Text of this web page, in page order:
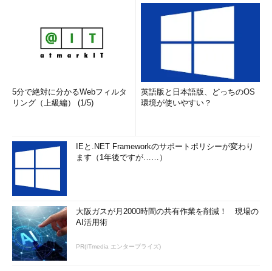
る必要がある。ORACLE MASTER Gold 10g→Gold 11gへの移行に
※Gold DBA11g 新機能の試験情報
試験時間 105分
出題数 77問
5分で絶対に分かるWebフィルタ
リング（上級編） (1/5)
英語版と日本語版、どっちのOS
環境が使いやすい？
IEと.NET Frameworkのサポートポリシーが変わり
ます（1年後ですが……）
大阪ガスが月2000時間の共有作業を削減！ 現場の
AI活用術
PR(ITmedia エンタープライズ)